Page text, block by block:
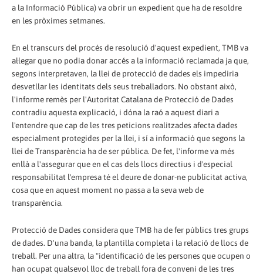
a la Informació Pública) va obrir un expedient que ha de resoldre
en les pròximes setmanes.
En el transcurs del procés de resolució d'aquest expedient, TMB va
al·legar que no podia donar accés a la informació reclamada ja que,
segons interpretaven, la llei de protecció de dades els impediria
desvetllar les identitats dels seus treballadors. No obstant això,
l'informe remès per l'Autoritat Catalana de Protecció de Dades
contradiu aquesta explicació, i dóna la raó a aquest diari a
l'entendre que cap de les tres peticions realitzades afecta dades
especialment protegides per la llei, i sí a informació que segons la
llei de Transparència ha de ser pública. De fet, l'informe va més
enllà a l'assegurar que en el cas dels llocs directius i d'especial
responsabilitat l'empresa té el deure de donar-ne publicitat activa,
cosa que en aquest moment no passa a la seva web de
transparència.
Protecció de Dades considera que TMB ha de fer públics tres grups
de dades. D'una banda, la plantilla completa i la relació de llocs de
treball. Per una altra, la "identificació de les persones que ocupen o
han ocupat qualsevol lloc de treball fora de conveni de les tres